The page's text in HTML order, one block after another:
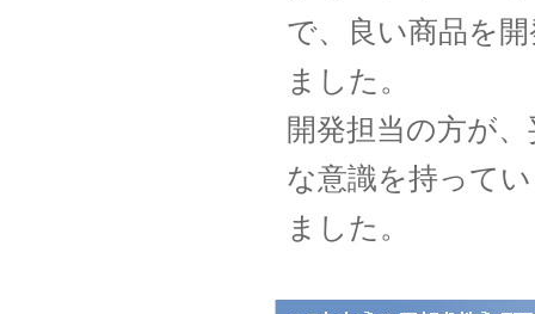
で、良い商品を
ました。
開発担当の方が
な意識を持って
ました。